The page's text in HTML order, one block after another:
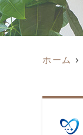
ホーム